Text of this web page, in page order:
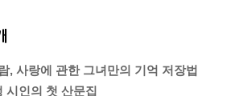
, 사랑에 관한 그녀만의 기억 저장법
시인의 첫 산문집